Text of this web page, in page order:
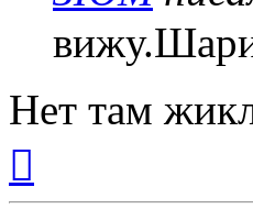
Нет там
началу